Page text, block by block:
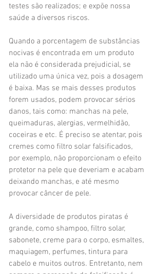
testes são realizados; e expõe nossa
saúde a diversos riscos.
Quando a porcentagem de substâncias
nocivas é encontrada em um produto
ela não é considerada prejudicial, se
utilizado uma única vez, pois a dosagem
é baixa. Mas se mais desses produtos
forem usados, podem provocar sérios
danos, tais como: manchas na pele,
queimaduras, alergias, vermelhidão,
coceiras e etc. É preciso se atentar, pois
cremes como filtro solar falsificados,
por exemplo, não proporcionam o efeito
protetor na pele que deveriam e acabam
deixando manchas, e até mesmo
provocar câncer de pele.
A diversidade de produtos piratas é
grande, como shampoo, filtro solar,
sabonete, creme para o corpo, esmaltes,
maquiagem, perfumes, tintura para
cabelo e muitos outros. Entretanto, nem